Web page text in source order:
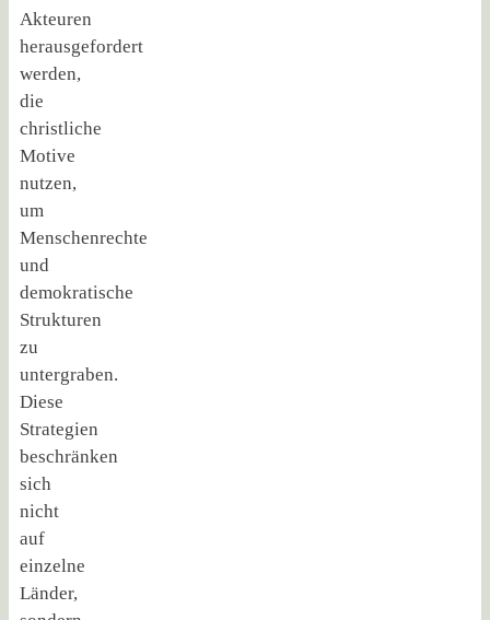
Akteuren
herausgefordert
werden,
die
christliche
Motive
nutzen,
um
Menschenrechte
und
demokratische
Strukturen
zu
untergraben.
Diese
Strategien
beschränken
sich
nicht
auf
einzelne
Länder,